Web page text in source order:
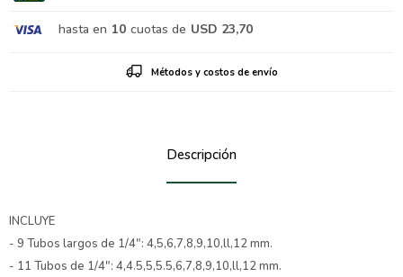
hasta en 10 cuotas de USD 23,70
Métodos y costos de envío
Descripción
INCLUYE
- 9 Tubos largos de 1/4": 4,5,6,7,8,9,10,ll,12 mm.
- 11 Tubos de 1/4": 4,4.5,5,5.5,6,7,8,9,10,ll,12 mm.